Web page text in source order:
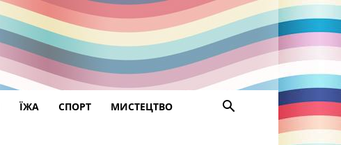
ЇЖА СПОРТ МИСТЕЦТВО